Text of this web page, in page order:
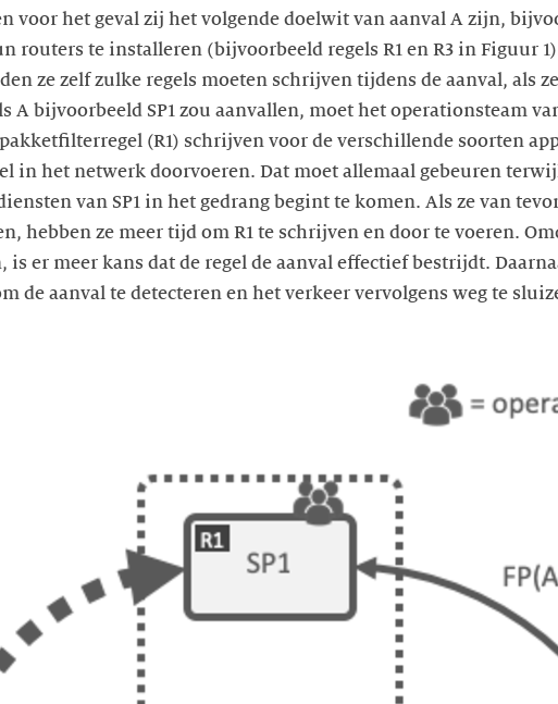
voor het geval zij het volgende doelwit van aanval A zijn,
routers te installeren (bijvoorbeeld regels R1 en R3 in Figuur
ze zelf zulke regels moeten schrijven tijdens de aanval, als
A bijvoorbeeld SP1 zou aanvallen, moet het operationsteam
(R1) schrijven voor de verschillende soorten
in het netwerk doorvoeren. Dat moet allemaal gebeuren
van SP1 in het gedrang begint te komen. Als ze van
hebben ze meer tijd om R1 te schrijven en door te voeren.
is er meer kans dat de regel de aanval effectief bestrijdt.
de aanval te detecteren en het verkeer vervolgens weg te